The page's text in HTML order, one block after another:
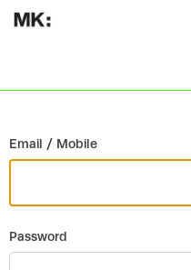
Email / Mobile
Password